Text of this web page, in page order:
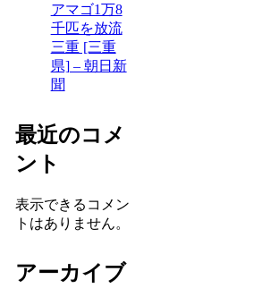
アマゴ1万8
千匹を放流
三重 [三重
県] – 朝日新
聞
最近のコメ
ント
表示できるコメン
トはありません。
アーカイブ